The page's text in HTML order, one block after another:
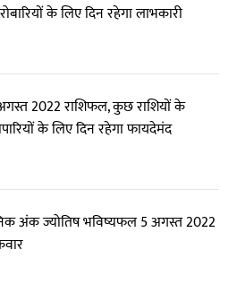
के लिए दिन रहेगा लाभकारी
2022 राशिफल, कुछ राशियों के
के लिए दिन रहेगा फायदेमंद
अंक ज्योतिष भविष्यफल 5 अगस्त 2022